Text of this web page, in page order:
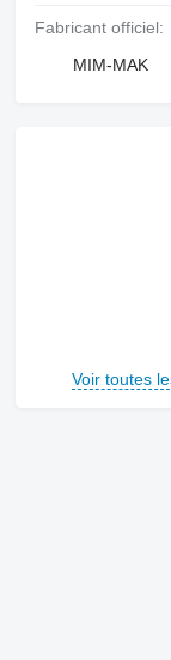
Fabricant officiel:
MIM-MAK
Voir toutes